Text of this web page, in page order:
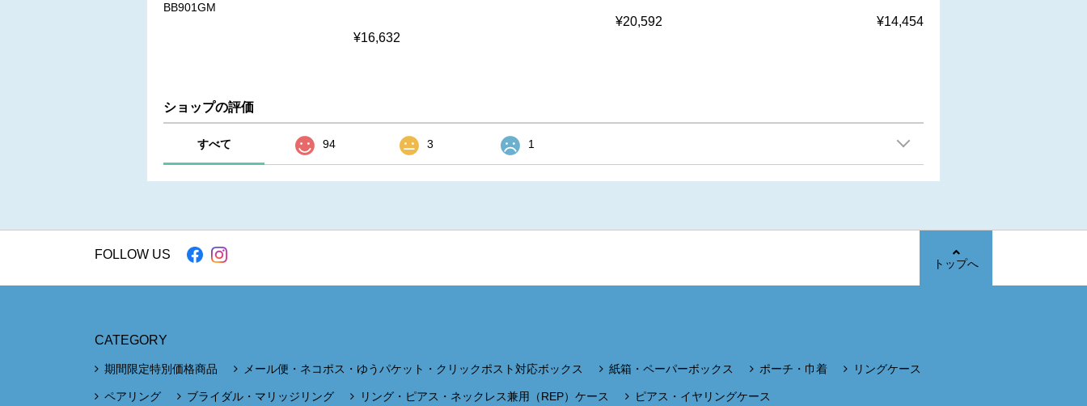
BB901GM
¥16,632
¥20,592 ¥14,454
ショップの評価
すべて 94 3 1
FOLLOW US
トップへ
CATEGORY
期間限定特別価格商品 メール便・ネコポス・ゆうパケット・クリックポスト対応ボックス 紙箱・ペーパーボックス ポーチ・巾着 リングケース
ペアリング ブライダル・マリッジリング リング・ピアス・ネックレス兼用（REP）ケース ピアス・イヤリングケース